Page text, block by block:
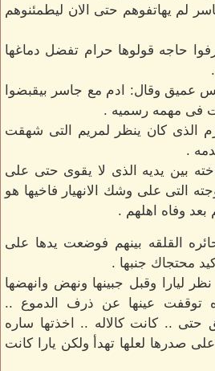
لم يهاتفوهم حتى الان ليطمئنوهم
حاجه قولوها حرام تفضل دماغها
عميق وقال: ادم مع جاسر بيقبضوا
فى مهمه رسميه .
الذى كان ينظر لمريم التى شهقت
.
بين يديه الذى لا يقوى حتى على
التى على وشك الانهيار فاخيها هو
بعد وفاه اهلهم .
القلقه بينهم فوضعت يدها على
محتجاك جنبها .
ليارا وقبل جبينها ونهض وانهضها
توقفت عينها عن ذرف الدموع ..
حتى .. كانت كالاله .. اخذتها ساره
صدرها لعلها تهدأ ولكن يارا كانت